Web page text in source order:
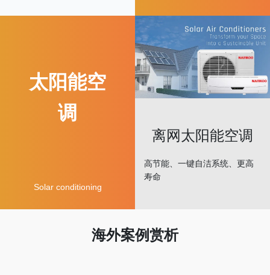
太阳能空
调
Solar conditioning
离网太阳能空调
高节能、一键自洁系统、更高
寿命
海外案例赏析